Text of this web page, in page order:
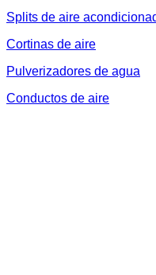
Splits de aire
Cortinas de aire
Pulverizadores de agua
Conductos de aire